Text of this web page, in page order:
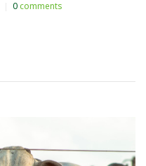
0comments